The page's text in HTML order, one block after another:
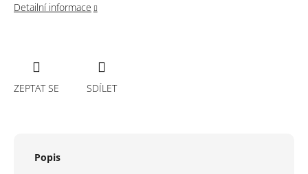
Detailní informace
ZEPTAT SE SDÍLET
Popis